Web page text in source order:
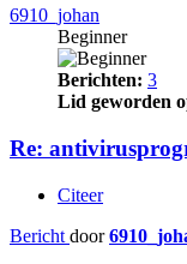
6910_johan
Beginner
Berichten: 3
Lid geworden
Re:
Citeer
Bericht door